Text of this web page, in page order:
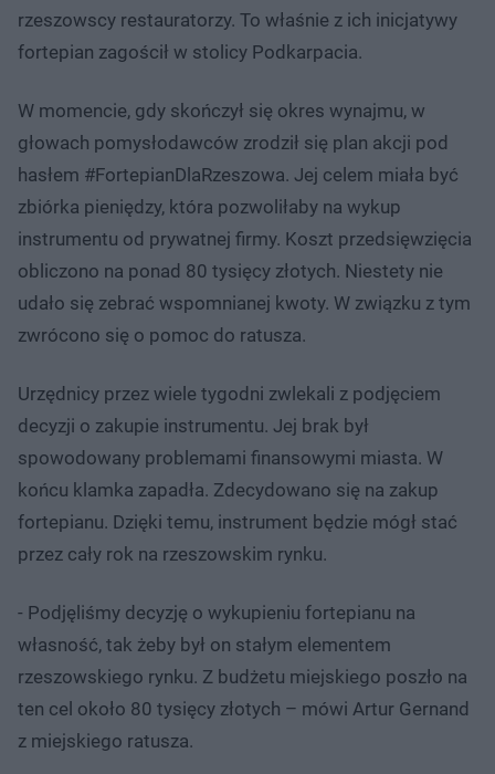
rzeszowscy restauratorzy. To właśnie z ich inicjatywy
fortepian zagościł w stolicy Podkarpacia.
W momencie, gdy skończył się okres wynajmu, w
głowach pomysłodawców zrodził się plan akcji pod
hasłem #FortepianDlaRzeszowa. Jej celem miała być
zbiórka pieniędzy, która pozwoliłaby na wykup
instrumentu od prywatnej firmy. Koszt przedsięwzięcia
obliczono na ponad 80 tysięcy złotych. Niestety nie
udało się zebrać wspomnianej kwoty. W związku z tym
zwrócono się o pomoc do ratusza.
Urzędnicy przez wiele tygodni zwlekali z podjęciem
decyzji o zakupie instrumentu. Jej brak był
spowodowany problemami finansowymi miasta. W
końcu klamka zapadła. Zdecydowano się na zakup
fortepianu. Dzięki temu, instrument będzie mógł stać
przez cały rok na rzeszowskim rynku.
- Podjęliśmy decyzję o wykupieniu fortepianu na
własność, tak żeby był on stałym elementem
rzeszowskiego rynku. Z budżetu miejskiego poszło na
ten cel około 80 tysięcy złotych – mówi Artur Gernand
z miejskiego ratusza.